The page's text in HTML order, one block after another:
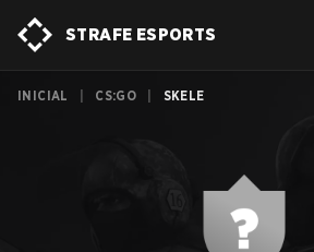
STRAFE ESPORTS
INICIAL CS:GO SKELE